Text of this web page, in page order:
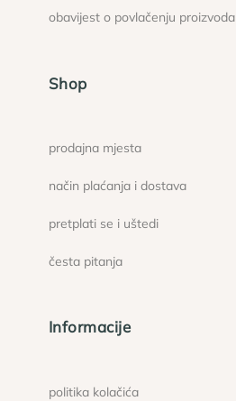
obavijest o povlačenju proizvoda
Shop
prodajna mjesta
način plaćanja i dostava
pretplati se i uštedi
česta pitanja
Informacije
politika kolačića